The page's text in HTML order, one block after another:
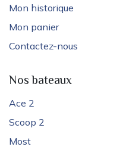
Mon historique
Mon panier
Contactez-nous
Nos bateaux
Ace 2
Scoop 2
Most